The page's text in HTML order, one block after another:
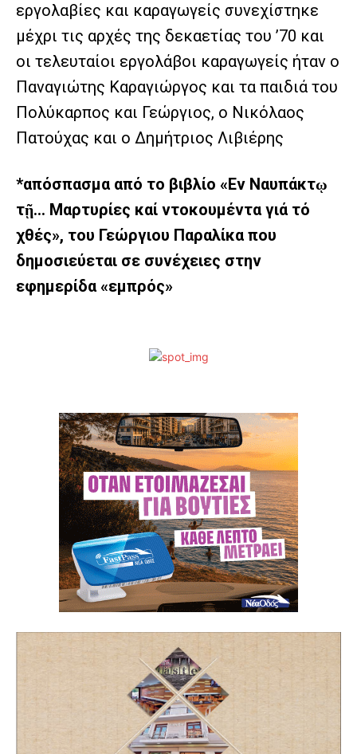
εργολαβίες και καραγωγείς συνεχίστηκε
μέχρι τις αρχές της δεκαετίας του ’70 και
οι τελευταίοι εργολάβοι καραγωγείς ήταν ο
Παναγιώτης Καραγιώργος και τα παιδιά του
Πολύκαρπος και Γεώργιος, ο Νικόλαος
Πατούχας και ο Δημήτριος Λιβιέρης
*απόσπασμα από το βιβλίο «Εν Ναυπάκτῳ
τῇ… Μαρτυρίες καί ντοκουμέντα γιά τό
χθές», του Γεώργιου Παραλίκα που
δημοσιεύεται σε συνέχειες στην
εφημερίδα «εμπρός»